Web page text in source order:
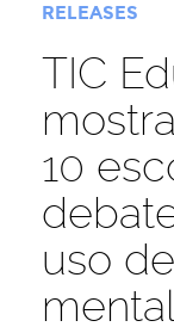
RELEASES
TIC
10
uso